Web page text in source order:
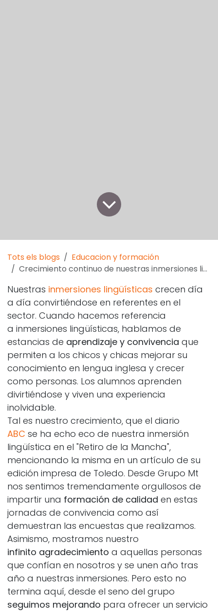
Tots els blogs
Educacion y formación
Crecimiento continuo de nuestras inmersiones lingüísticas
Nuestras inmersiones lingüísticas crecen día
a día convirtiéndose en referentes en el
sector. Cuando hacemos referencia
a inmersiones lingüísticas, hablamos de
estancias de aprendizaje y convivencia que
permiten a los chicos y chicas mejorar su
conocimiento en lengua inglesa y crecer
como personas. Los alumnos aprenden
divirtiéndose y viven una experiencia
inolvidable.
Tal es nuestro crecimiento, que el diario
ABC se ha echo eco de nuestra inmersión
lingüística en el "Retiro de la Mancha",
mencionando la misma en un artículo de su
edición impresa de Toledo. Desde Grupo Mt
nos sentimos tremendamente orgullosos de
impartir una formación de calidad en estas
jornadas de convivencia como así
demuestran las encuestas que realizamos.
Asimismo, mostramos nuestro
infinito agradecimiento a aquellas personas
que confían en nosotros y se unen año tras
año a nuestras inmersiones. Pero esto no
termina aquí, desde el seno del grupo
seguimos mejorando para ofrecer un servicio